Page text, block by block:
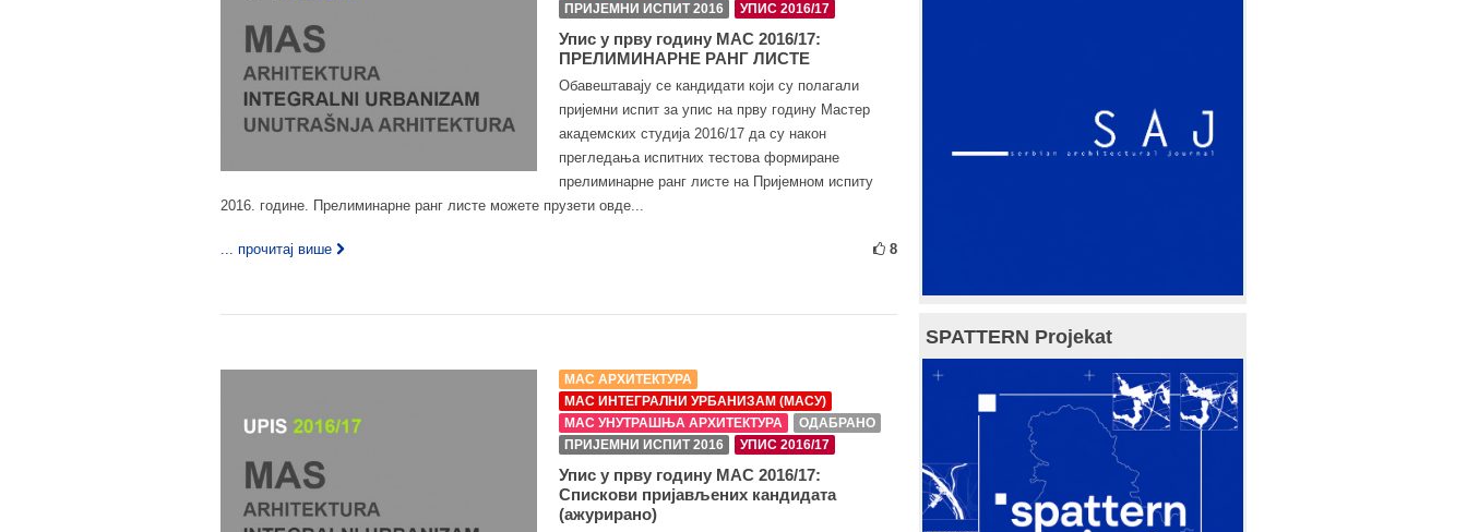
ПРИЈЕМНИ ИСПИТ 2016
УПИС 2016/17
Упис у прву годину МАС 2016/17:
ПРЕЛИМИНАРНЕ РАНГ ЛИСТЕ
Обавештавају се кандидати који су полагали
пријемни испит за упис на прву годину Мастер
академских студија 2016/17 да су након
прегледања испитних тестова формиране
прелиминарне ранг листе на Пријемном испиту
2016. године. Прелиминарне ранг листе можете прузети овде...
... прочитај више 8
МАС АРХИТЕКТУРА
МАС ИНТЕГРАЛНИ УРБАНИЗАМ (МАСУ)
МАС УНУТРАШЊА АРХИТЕКТУРА
ОДАБРАНО
ПРИЈЕМНИ ИСПИТ 2016
УПИС 2016/17
Упис у прву годину МАС 2016/17:
Спискови пријављених кандидата
(ажурирано)
SPATTERN Projekat